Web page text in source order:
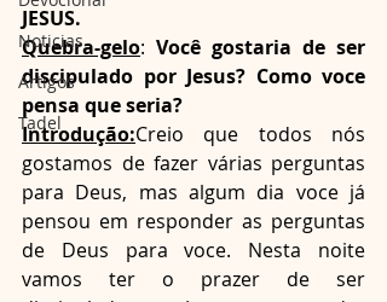
Noticias
Artigos
Tadel
JESUS.
Quebra-gelo: Você gostaria de ser
discipulado por Jesus? Como voce
pensa que seria?
Introdução:Creio que todos nós
gostamos de fazer várias perguntas
para Deus, mas algum dia voce já
pensou em responder as perguntas
de Deus para voce. Nesta noite
vamos ter o prazer de ser